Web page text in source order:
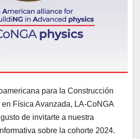
para la Construcción
Física Avanzada, LA-CoNGA
de invitarte a nuestra
sobre la cohorte 2024.